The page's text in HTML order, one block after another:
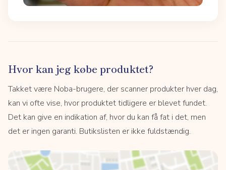
Hvor kan jeg købe produktet?
Takket være Noba-brugere, der scanner produkter hver dag,
kan vi ofte vise, hvor produktet tidligere er blevet fundet.
Det kan give en indikation af, hvor du kan få fat i det, men
det er ingen garanti. Butikslisten er ikke fuldstændig.